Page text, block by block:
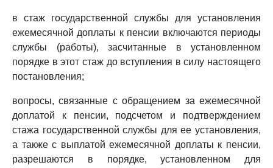
в стаж государственной службы для установления
ежемесячной доплаты к пенсии включаются периоды
службы (работы), засчитанные в установленном
порядке в этот стаж до вступления в силу настоящего
постановления;
вопросы, связанные с обращением за ежемесячной
доплатой к пенсии, подсчетом и подтверждением
стажа государственной службы для ее установления,
а также с выплатой ежемесячной доплаты к пенсии,
разрешаются в порядке, установленном для